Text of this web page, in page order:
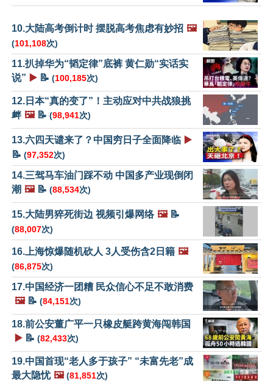
10.大陆高考倒计时 摆脱高考焦虑有妙招 🖼️
(101,108次)
11.扒掉华为“韬定律”底裤 黄仁勋“实话实
说” ▶️ 📝 (100,185次)
12.日本“真的变了”！主动应对中共战狼挑
衅 🖼️📝 (98,941次)
13.六四天谴来了？中国穷日子全面降临 ▶️
📝 (97,352次)
14.三驾马车油门踩不动 中国多产业现倒闭
潮 🖼️📝 (88,534次)
15.大陆男猝死街边 视频引爆网络 🖼️📝
(88,007次)
16.上海惊爆随机砍人 3人受伤含2日籍 🖼️
(86,875次)
17.中国经济一团糟 民众信心不足不敢消费
🖼️📝 (84,151次)
18.前公安董广平一只橡皮艇跨黄海闯韩国
▶️ 📝 (82,433次)
19.中国首现“老人多于孩子” “未富先老”成
最大隐忧 🖼️ (81,851次)